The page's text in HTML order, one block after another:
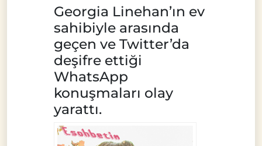
Georgia Linehan’ın ev
sahibiyle arasında
geçen ve Twitter’da
deşifre ettiği
WhatsApp
konuşmaları olay
yarattı.